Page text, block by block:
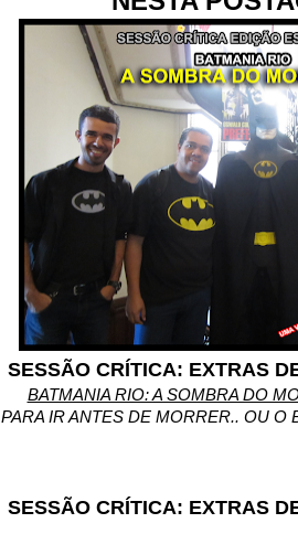
SESSÃO CRÍTICA: EXTRAS
BATMANIA RIO: A SOMBRA DO
PARA IR ANTES DE MORRER.. OU O
SESSÃO CRÍTICA: EXTRAS